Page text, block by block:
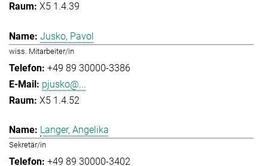
X5 1.4.39
Jusko, Pavol
wiss. Mitarbeiter/in
+49 89 30000-3386
pjusko@...
X5 1.4.52
Langer, Angelika
Sekretär/in
+49 89 30000-3402